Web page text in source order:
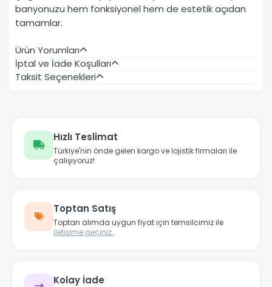
banyonuzu hem fonksiyonel hem de estetik açıdan
tamamlar.
Ürün Yorumları
İptal ve İade Koşulları
Taksit Seçenekleri
Hızlı Teslimat
Türkiye'nin önde gelen kargo ve lojistik firmaları ile
çalışıyoruz!
Toptan Satış
Toptan alımda uygun fiyat için temsilcimiz ile
iletişime geçiniz.
Kolay İade